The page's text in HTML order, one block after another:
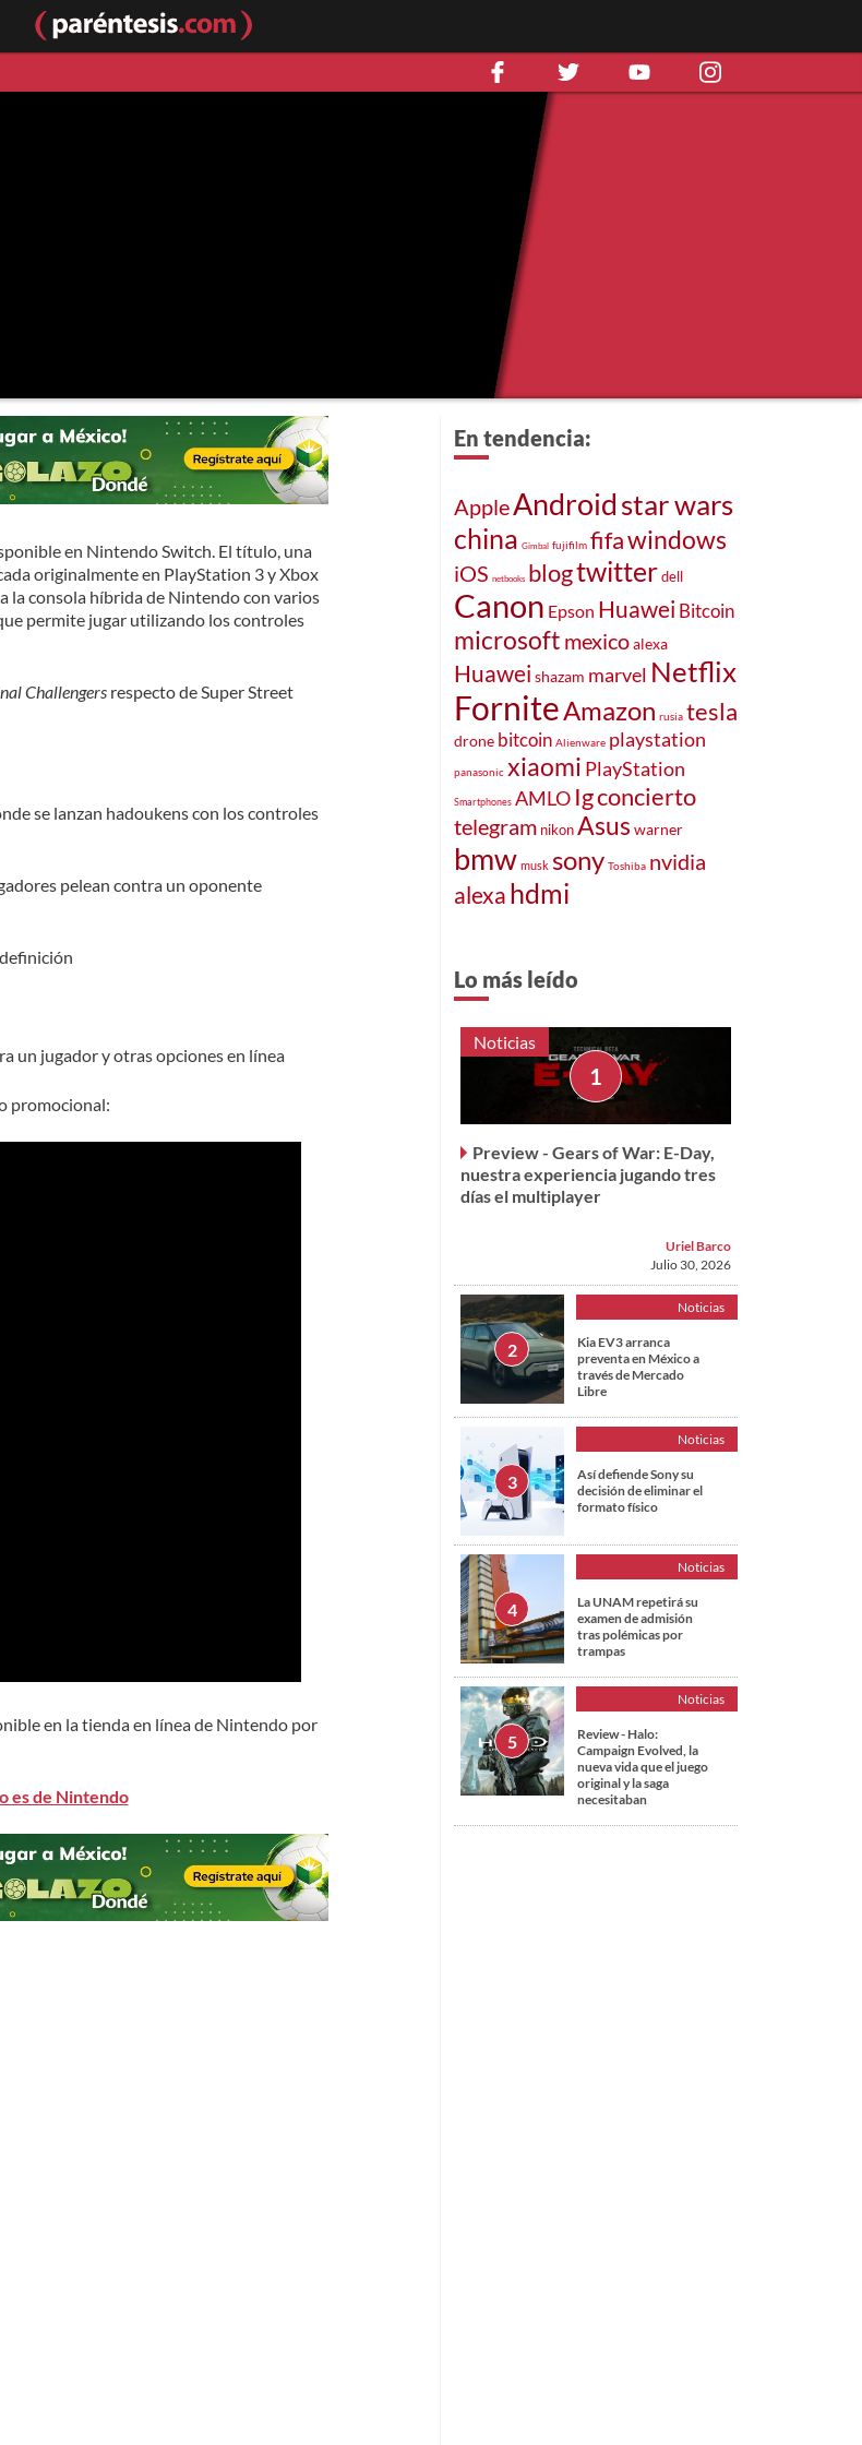
en Nintendo Switch. El título, una
originalmente en PlayStation 3 y Xbox
la consola híbrida de Nintendo con varios
permite jugar utilizando los controles
Challengersrespecto de Super Street
se lanzan hadoukens con los controles
pelean contra un oponente
un jugador y otras opciones en línea
promocional:
en la tienda en línea de Nintendo por
es de Nintendo
En tendencia:
AppleAndroidstar wars
china Gimbal fujifilm fifawindows
iOS netbooks blogtwitterdell
Canon Epson Huawei Bitcoin
microsoft mexicoalexa
Huawei shazam marvel Netflix
ForniteAmazon rusia tesla
drone bitcoin Alienware playstation
panasonic xiaomi PlayStation
Smartphones AMLO Igconcierto
telegram nikonAsus warner
bmw musk sony Toshiba nvidia
alexa hdmi
Lo más leído
Noticias
Preview - Gears of War: E-Day,
nuestra experiencia jugando tres
días el multiplayer
Uriel Barco
Julio 30, 2026
Noticias
Kia EV3 arranca
preventa en México a
través de Mercado
Libre
Noticias
Así defiende Sony su
decisión de eliminar el
formato físico
Noticias
La UNAM repetirá su
examen de admisión
tras polémicas por
trampas
Noticias
Review - Halo:
Campaign Evolved, la
nueva vida que el juego
original y la saga
necesitaban